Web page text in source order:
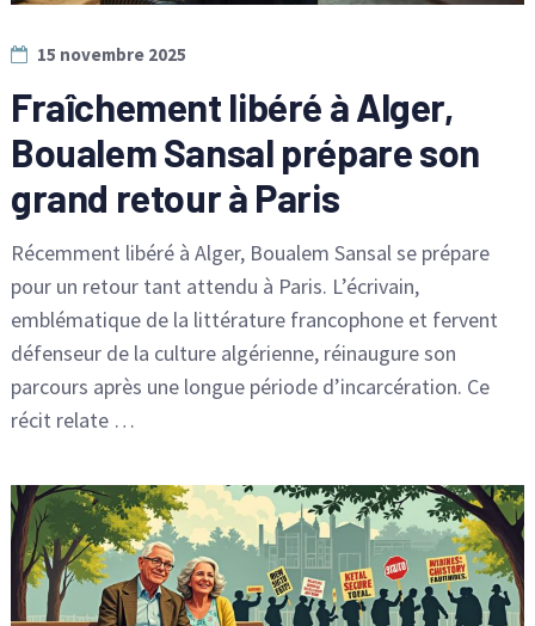
15 novembre 2025
Fraîchement libéré à Alger,
Boualem Sansal prépare son
grand retour à Paris
Récemment libéré à Alger, Boualem Sansal se prépare
pour un retour tant attendu à Paris. L’écrivain,
emblématique de la littérature francophone et fervent
défenseur de la culture algérienne, réinaugure son
parcours après une longue période d’incarcération. Ce
récit relate …